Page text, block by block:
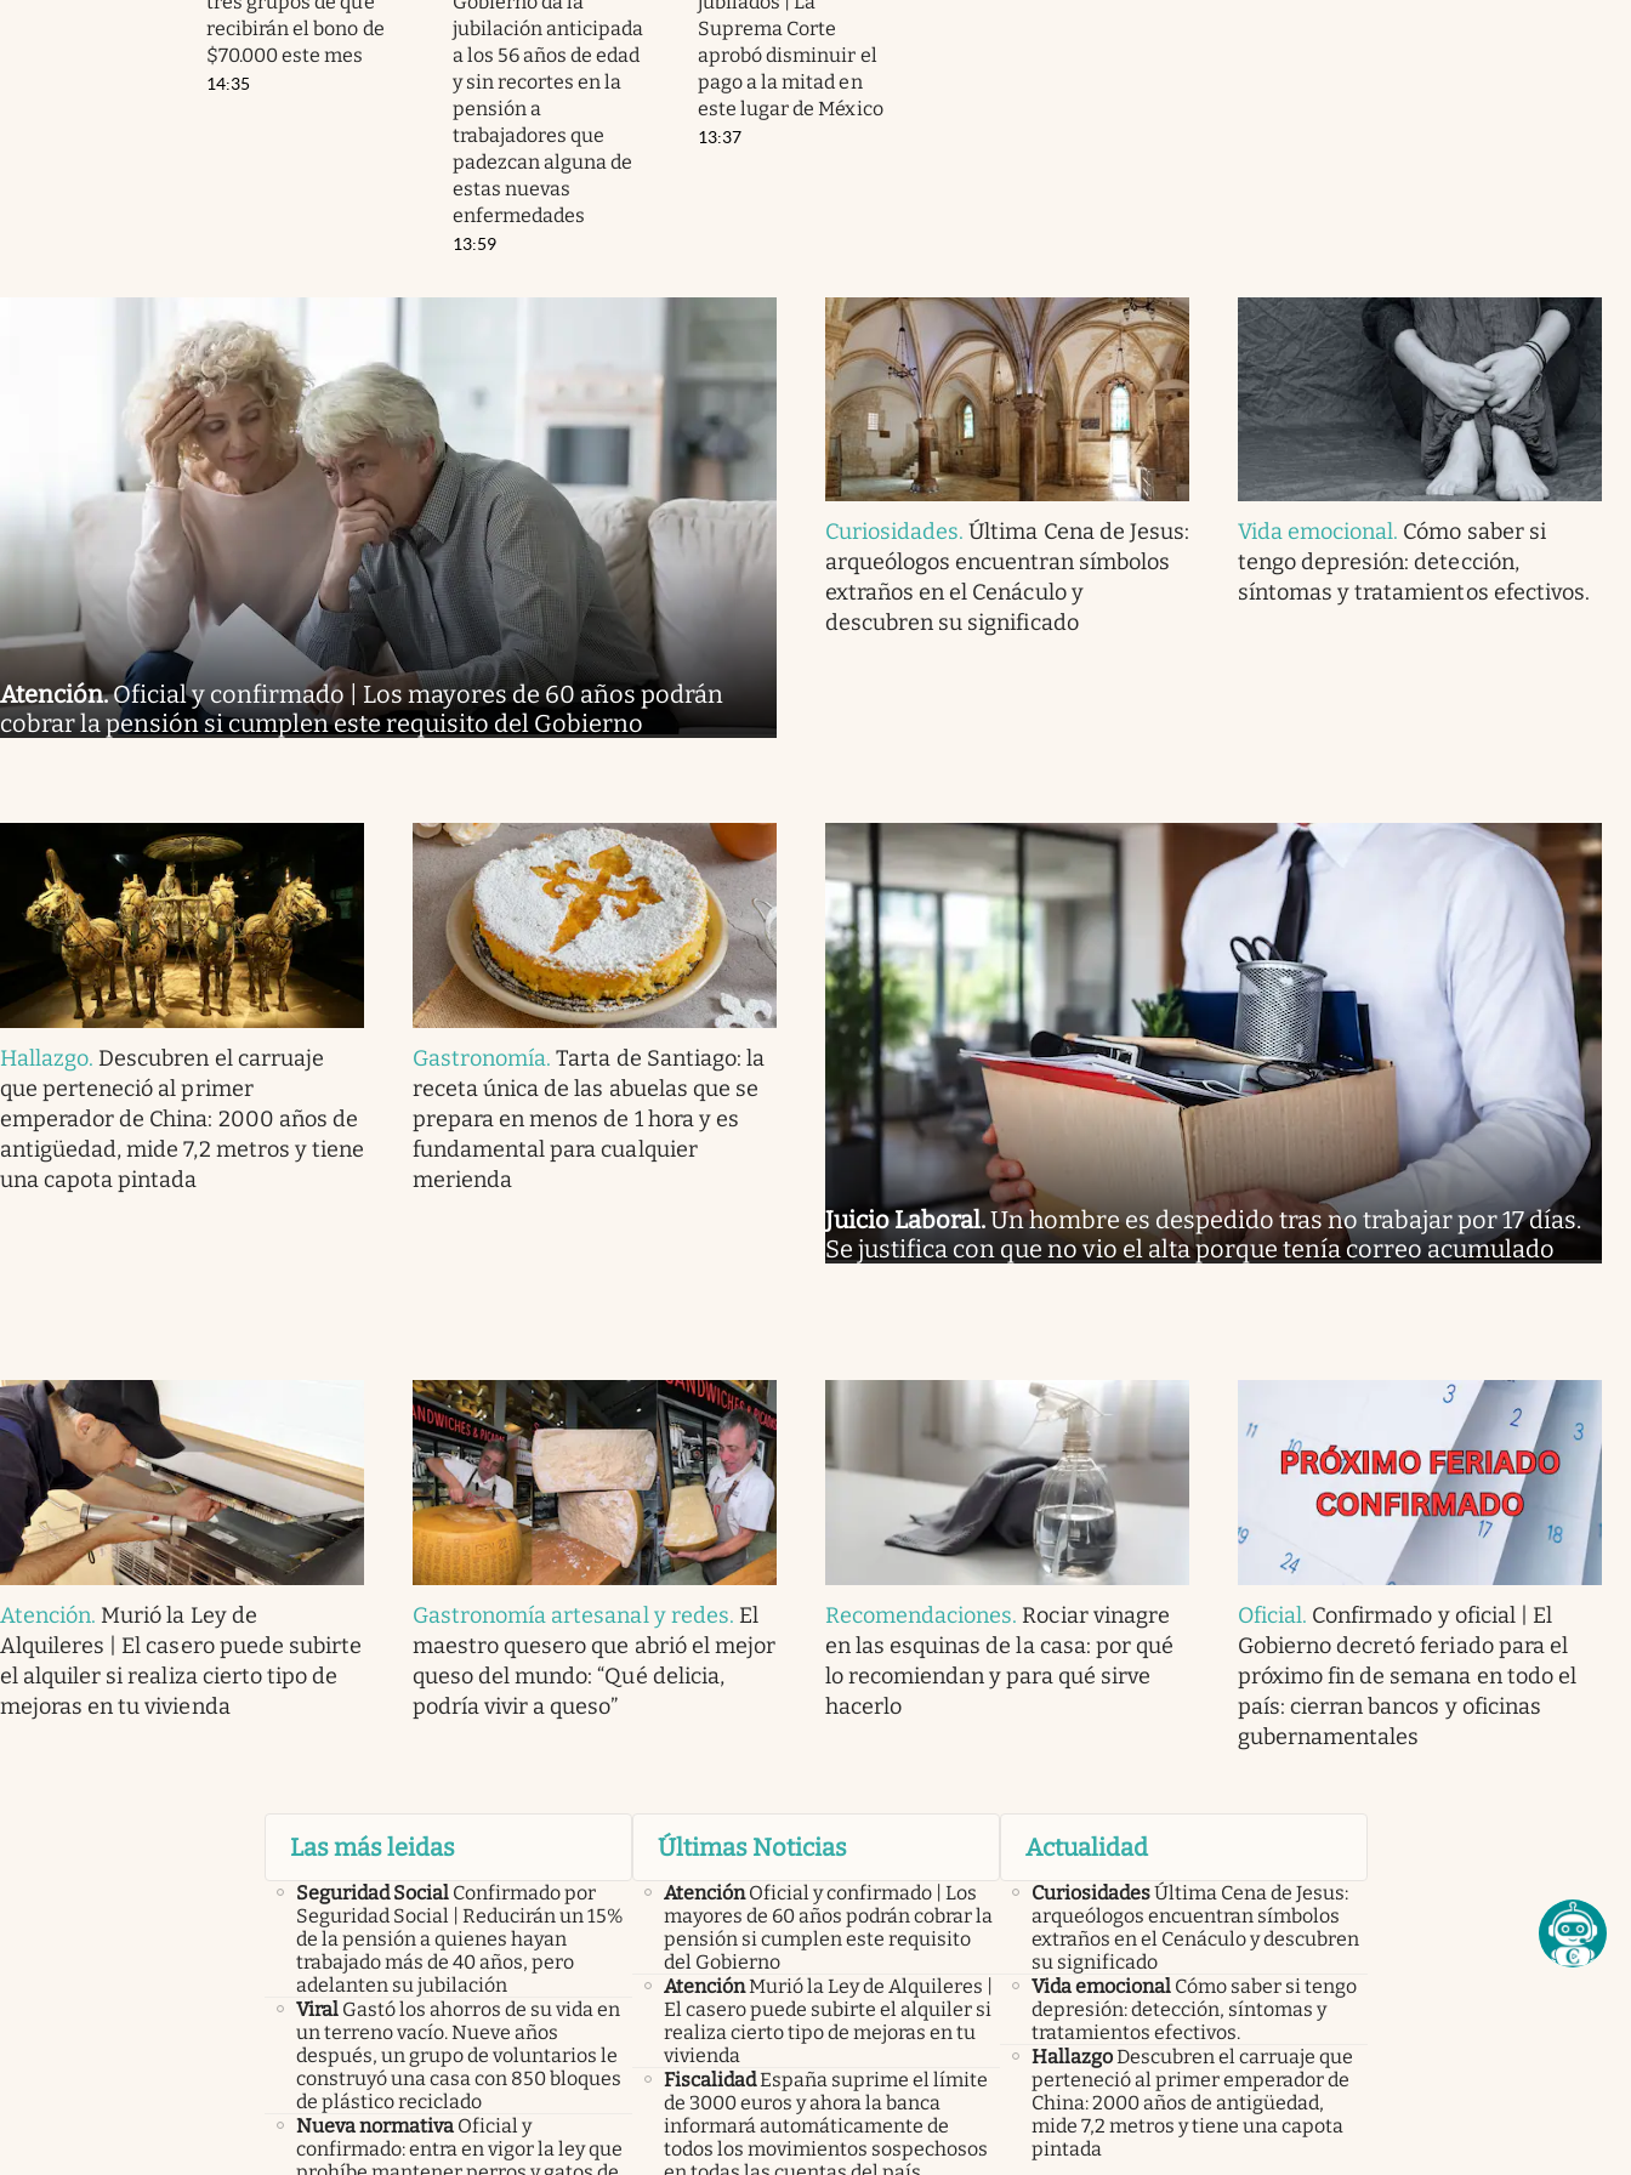
recibirán el bono de
$70.000 este mes
14:35
jubilación anticipada
a los 56 años de edad
y sin recortes en la
pensión a
trabajadores que
padezcan alguna de
estas nuevas
enfermedades
13:59
Suprema Corte
aprobó disminuir el
pago a la mitad en
este lugar de México
13:37
Atención.Oficial y confirmado | Los mayores de 60 años podrán
cobrar la pensión si cumplen este requisito del Gobierno
Curiosidades.Última Cena de Jesus:
arqueólogos encuentran símbolos
extraños en el Cenáculo y
descubren su significado
Vida emocional. Cómo saber si
tengo depresión: detección,
síntomas y tratamientos efectivos.
Hallazgo. Descubren el carruaje
que perteneció al primer
emperador de China: 2000 años de
antigüedad, mide 7,2 metros y tiene
una capota pintada
Gastronomía.Tarta de Santiago: la
receta única de las abuelas que se
prepara en menos de 1 hora y es
fundamental para cualquier
merienda
Juicio Laboral.Un hombre es despedido tras no trabajar por 17 días.
Se justifica con que no vio el alta porque tenía correo acumulado
Atención. Murió la Ley de
Alquileres | El casero puede subirte
el alquiler si realiza cierto tipo de
mejoras en tu vivienda
Gastronomía artesanal y redes. El
maestro quesero que abrió el mejor
queso del mundo: “Qué delicia,
podría vivir a queso”
Recomendaciones. Rociar vinagre
en las esquinas de la casa: por qué
lo recomiendan y para qué sirve
hacerlo
Oficial. Confirmado y oficial | El
Gobierno decretó feriado para el
próximo fin de semana en todo el
país: cierran bancos y oficinas
gubernamentales
Las más leidas
Seguridad Social Confirmado por
Seguridad Social | Reducirán un 15%
de la pensión a quienes hayan
trabajado más de 40 años, pero
adelanten su jubilación
Viral Gastó los ahorros de su vida en
un terreno vacío. Nueve años
después, un grupo de voluntarios le
construyó una casa con 850 bloques
de plástico reciclado
Nueva normativa Oficial y
confirmado: entra en vigor la ley que
Últimas Noticias
Atención Oficial y confirmado | Los
mayores de 60 años podrán cobrar la
pensión si cumplen este requisito
del Gobierno
AtenciónMurió la Ley de Alquileres |
El casero puede subirte el alquiler si
realiza cierto tipo de mejoras en tu
vivienda
FiscalidadEspaña suprime el límite
de 3000 euros y ahora la banca
informará automáticamente de
todos los movimientos sospechosos
Actualidad
CuriosidadesÚltima Cena de Jesus:
arqueólogos encuentran símbolos
extraños en el Cenáculo y descubren
su significado
Vida emocional Cómo saber si tengo
depresión: detección, síntomas y
tratamientos efectivos.
HallazgoDescubren el carruaje que
perteneció al primer emperador de
China: 2000 años de antigüedad,
mide 7,2 metros y tiene una capota
pintada